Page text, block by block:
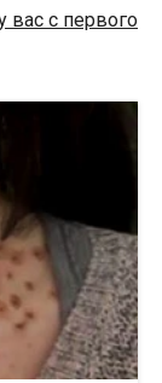
вас с первого